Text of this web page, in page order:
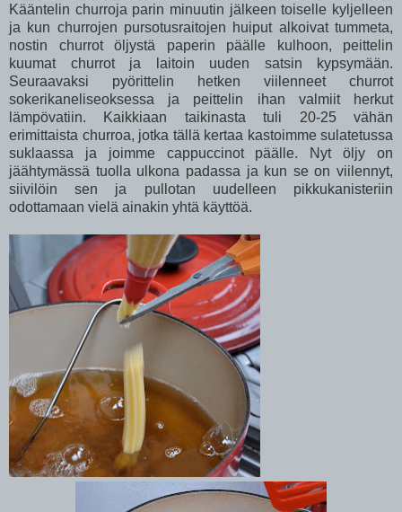
Kääntelin churroja parin minuutin jälkeen toiselle kyljelleen
ja kun churrojen pursotusraitojen huiput alkoivat tummeta,
nostin churrot öljystä paperin päälle kulhoon, peittelin
kuumat churrot ja laitoin uuden satsin kypsymään.
Seuraavaksi pyörittelin hetken viilenneet churrot
sokerikaneliseoksessa ja peittelin ihan valmiit herkut
lämpövatiin. Kaikkiaan taikinasta tuli 20-25 vähän
erimittaista churroa, jotka tällä kertaa kastoimme sulatetussa
suklaassa ja joimme cappuccinot päälle. Nyt öljy on
jäähtymässä tuolla ulkona padassa ja kun se on viilennyt,
siivilöin sen ja pullotan uudelleen pikkukanisteriin
odottamaan vielä ainakin yhtä käyttöä.